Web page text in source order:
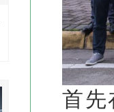
首先